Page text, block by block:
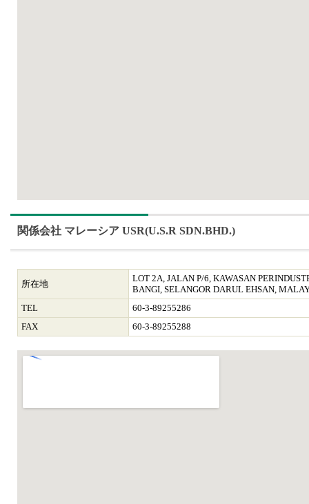
関係会社 マレーシア USR(U.S.R SDN.BHD.)
所在地
LOT 2A, JALAN P/6, KAWASAN
BANGI, SELANGOR DARUL EHSAN,
TEL
60-3-89255286
FAX
60-3-89255288